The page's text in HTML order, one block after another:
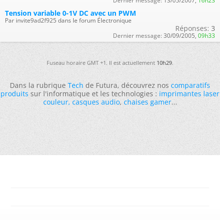
Tension variable 0-1V DC avec un PWM
Par invite9ad2f925 dans le forum Électronique
Réponses: 3
Dernier message: 30/09/2005, 09h33
Fuseau horaire GMT +1. Il est actuellement10h29.
Dans la rubriqueTechde Futura, découvrez noscomparatifs
produitssur l'informatique et les technologies : imprimantes laser
couleur,casques audio,chaises gamer...